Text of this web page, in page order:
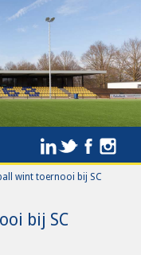
wint toernooi bij SC
bij SC